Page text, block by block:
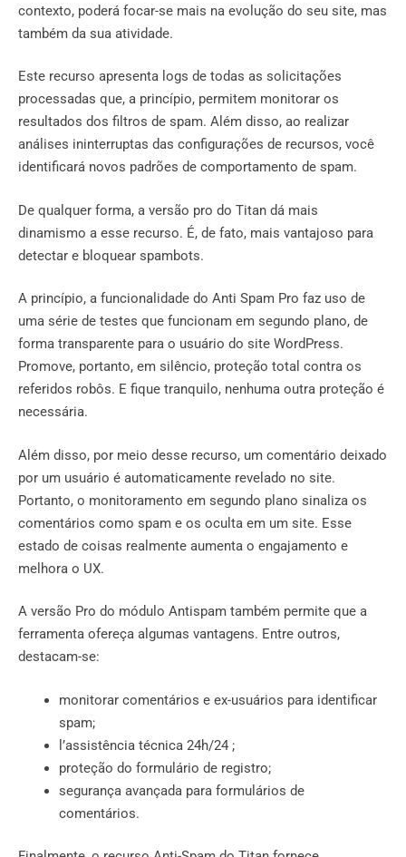
contexto, poderá focar-se mais na evolução do seu site, mas
também da sua atividade.
Este recurso apresenta logs de todas as solicitações
processadas que, a princípio, permitem monitorar os
resultados dos filtros de spam. Além disso, ao realizar
análises ininterruptas das configurações de recursos, você
identificará novos padrões de comportamento de spam.
De qualquer forma, a versão pro do Titan dá mais
dinamismo a esse recurso. É, de fato, mais vantajoso para
detectar e bloquear spambots.
A princípio, a funcionalidade do Anti Spam Pro faz uso de
uma série de testes que funcionam em segundo plano, de
forma transparente para o usuário do site WordPress.
Promove, portanto, em silêncio, proteção total contra os
referidos robôs. E fique tranquilo, nenhuma outra proteção é
necessária.
Além disso, por meio desse recurso, um comentário deixado
por um usuário é automaticamente revelado no site.
Portanto, o monitoramento em segundo plano sinaliza os
comentários como spam e os oculta em um site. Esse
estado de coisas realmente aumenta o engajamento e
melhora o UX.
A versão Pro do módulo Antispam também permite que a
ferramenta ofereça algumas vantagens. Entre outros,
destacam-se:
monitorar comentários e ex-usuários para identificar
spam;
l’assistência técnica 24h/24 ;
proteção do formulário de registro;
segurança avançada para formulários de
comentários.